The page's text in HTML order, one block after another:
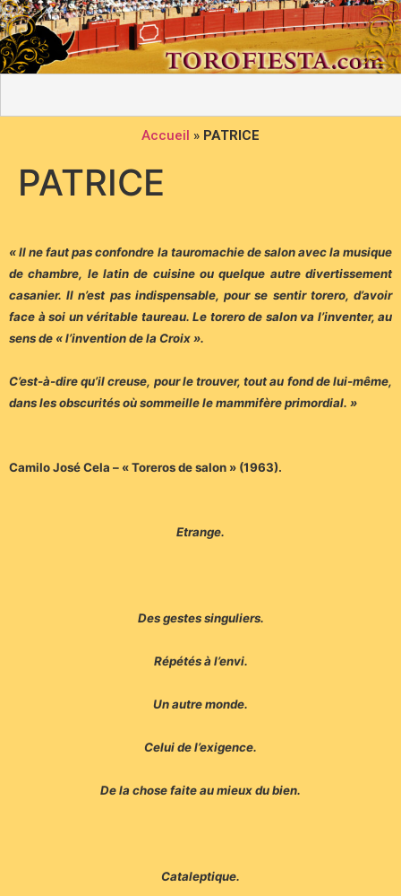
Accueil » PATRICE
PATRICE
« Il ne faut pas confondre la tauromachie de salon avec la musique
de chambre, le latin de cuisine ou quelque autre divertissement
casanier. Il n’est pas indispensable, pour se sentir torero, d’avoir
face à soi un véritable taureau. Le torero de salon va l’inventer, au
sens de « l’invention de la Croix ».
C’est-à-dire qu’il creuse, pour le trouver, tout au fond de lui-même,
dans les obscurités où sommeille le mammifère primordial. »
Camilo José Cela – « Toreros de salon » (1963).
Etrange.
Des gestes singuliers.
Répétés à l’envi.
Un autre monde.
Celui de l’exigence.
De la chose faite au mieux du bien.
Cataleptique.